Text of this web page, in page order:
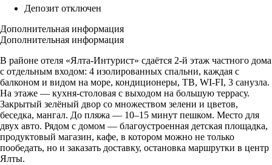
Депозит отключен
Дополнительная информация
Дополнительная информация
В районе отеля «Ялта-Интурист» сдаётся 2-й этаж частного дома
с отдельным входом: 4 изолированных спальни, каждая с
балконом и видом на море, кондиционеры, ТВ, WI-FI, 3 санузла.
На этаже — кухня-столовая с выходом на большую террасу.
Закрытый зелёный двор со множеством зелени и цветов,
беседка, мангал. До пляжа — 10–15 минут пешком. Место для
двух авто. Рядом с домом — благоустроенная детская площадка,
продуктовый магазин, кафе, в котором можно не только
пообедать, но и заказать доставку, остановка маршрутки в центр
Ялты.